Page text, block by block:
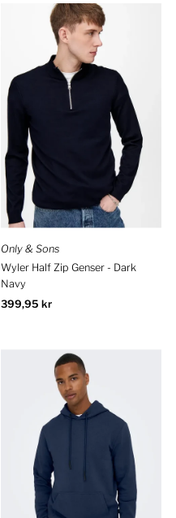
Only & Sons
Wyler Half Zip Genser - Dark
Navy
Ordinær
399,95 kr